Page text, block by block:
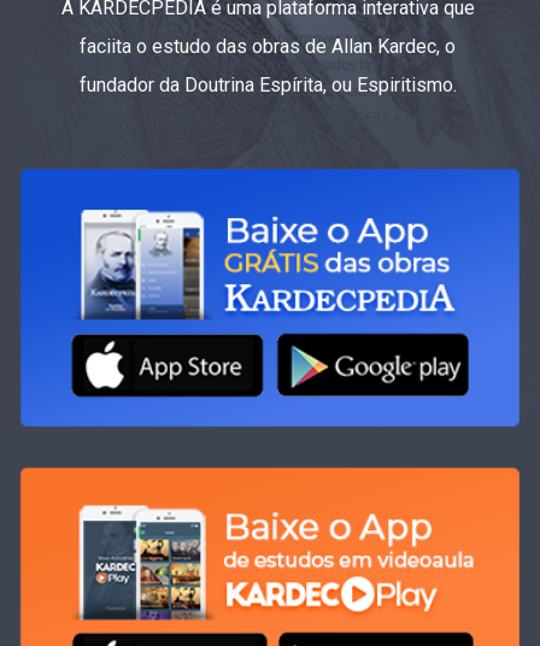
A KARDECPEDIA é uma plataforma interativa que
faciita o estudo das obras de Allan Kardec, o
fundador da Doutrina Espírita, ou Espiritismo.